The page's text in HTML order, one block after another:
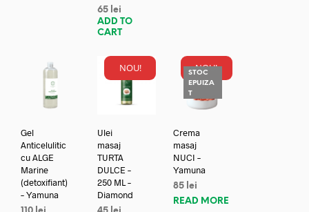
65 lei
ADD TO
CART
Gel
Anticelulitic
cu ALGE
Marine
(detoxifiant)
– Yamuna
NOU!
Ulei
masaj
TURTA
DULCE –
250 ML –
Diamond
NOU!
STOC
EPUIZA
T
Crema
masaj
NUCI –
Yamuna
85 lei
READ MORE